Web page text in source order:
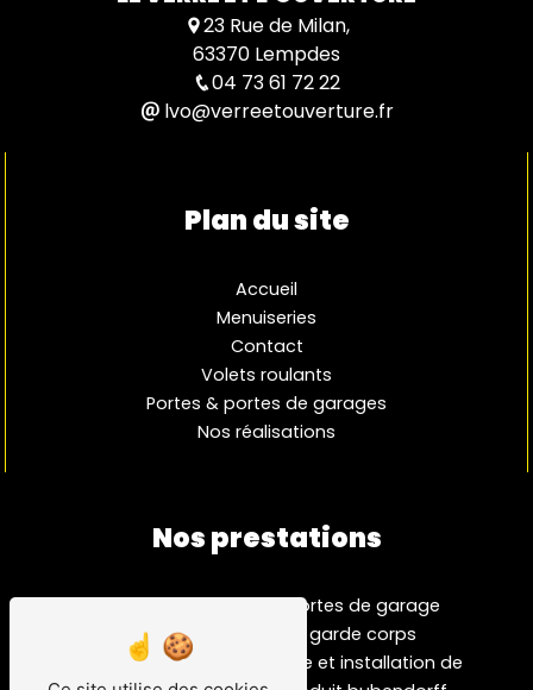
23 Rue de Milan,
63370 Lempdes
04 73 61 72 22
lvo@verreetouverture.fr
Plan du site
Accueil
Menuiseries
Contact
Volets roulants
Portes & portes de garages
Nos réalisations
Nos prestations
menuiserie
fenêtre pvc
portes de garage
garde corps
vente et installation de